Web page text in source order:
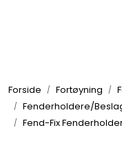
Forside Fortøyning
Fenderholdere/
Fend-Fix
Elektrisk